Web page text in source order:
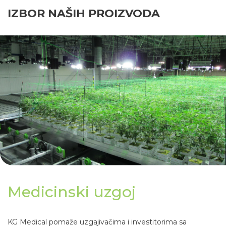
IZBOR NAŠIH PROIZVODA
Medicinski uzgoj
KG Medical pomaže uzgajivačima i investitorima sa